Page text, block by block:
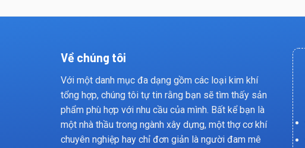
Về chúng tôi
Với một danh mục đa dạng gồm các loại kim khí
tổng hợp, chúng tôi tự tin rằng bạn sẽ tìm thấy sản
phẩm phù hợp với nhu cầu của mình. Bất kể bạn là
một nhà thầu trong ngành xây dựng, một thợ cơ khí
chuyên nghiệp hay chỉ đơn giản là người đam mê